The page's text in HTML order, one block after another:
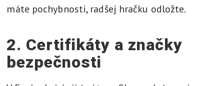
máte pochybnosti, radšej hračku odložte.
2. Certifikáty a značky
bezpečnosti